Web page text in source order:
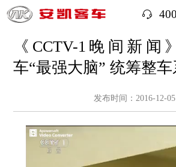
《CCTV-1晚间新闻
车“最强大脑” 统筹整
发布时间：2016-12-05